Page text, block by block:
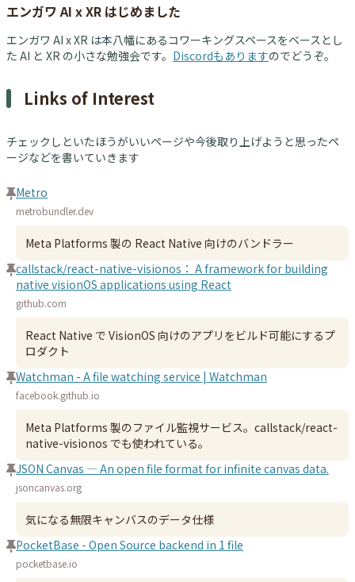
エンガワ AI x XR はじめました
エンガワ AI x XR は本八幡にあるコワーキングスペースをベースとし
た AI と XR の小さな勉強会です。 Discordもありますのでどうぞ。
Links of Interest
チェックしといたほうがいいページや今後取り上げようと思ったペ
ージなどを書いていきます
Metro
metrobundler.dev
Meta Platforms 製の React Native 向けのバンドラー
callstack/react-native-visionos： A framework for building
native visionOS applications using React
github.com
React Native で VisionOS 向けのアプリをビルド可能にするプ
ロダクト
Watchman - A file watching service | Watchman
facebook.github.io
Meta Platforms 製のファイル監視サービス。callstack/react-
native-visionos でも使われている。
JSON Canvas — An open file format for infinite canvas data.
jsoncanvas.org
気になる無限キャンバスのデータ仕様
PocketBase - Open Source backend in 1 file
pocketbase.io